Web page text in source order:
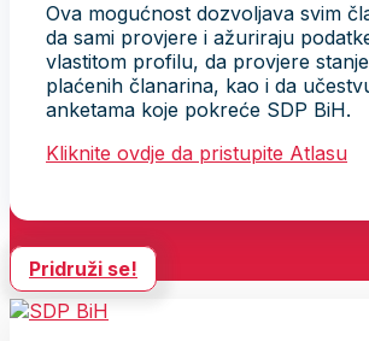
Ova mogućnost dozvoljava svim
da sami provjere i ažuriraju
vlastitom profilu, da provjere stanje
plaćenih članarina, kao i da
anketama koje pokreće SDP BiH.
Kliknite ovdje da pristupite Atlasu
Pridruži se!